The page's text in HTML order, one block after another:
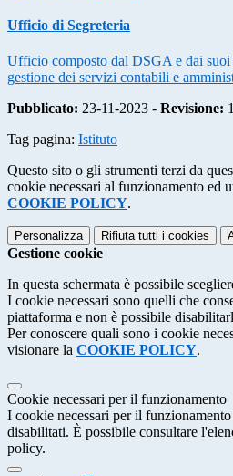
Ufficio di Segreteria
Ufficio composto dal DSGA e dai
gestione dei servizi contabili e
Pubblicato: 23-11-2023 - Revisione:
Tag pagina: Istituto
Questo sito o gli strumenti terzi da
cookie necessari al funzionamento ed
COOKIE POLICY.
Personalizza Rifiuta tutti i cookies
Gestione cookie
In questa schermata è possibile
I cookie necessari sono quelli che
piattaforma e non è possibile
Per conoscere quali sono i cookie
visionare la COOKIE POLICY.
Cookie necessari per il funzionamento
I cookie necessari per il funzionamento
disabilitati. È possibile consultare
policy.